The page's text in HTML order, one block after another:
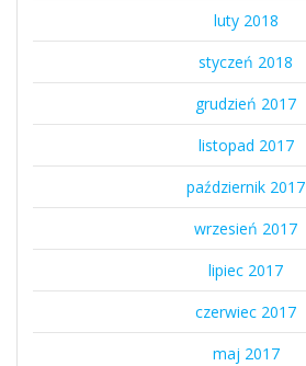
luty 2018
styczeń 2018
grudzień 2017
listopad 2017
październik 2017
wrzesień 2017
lipiec 2017
czerwiec 2017
maj 2017